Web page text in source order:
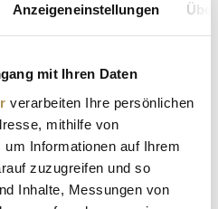
Anzeigeneinstellungen
mit Ihren Daten
verarbeiten Ihre persönlichen
mithilfe von
Informationen auf Ihrem
zuzugreifen und so
Inhalte, Messungen von